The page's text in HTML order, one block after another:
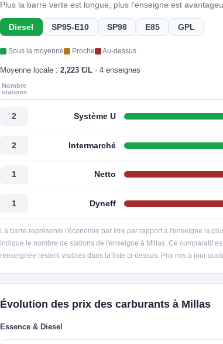
Plus la barre verte est longue, plus l'enseigne est
Diesel SP95-E10 SP98 E85 GPL
Sous la moyenne Proche Au-dessus
Moyenne locale : 2,223 €/L · 4 enseignes
Nombre
stations
2 Système U
2 Intermarché
1 Netto
1 Dyneff
La barre représente l'économie par litre par rapport à l'enseigne la
indique le nombre de stations de l'enseigne à Millas. Ce comparatif
renseignée restent visibles dans la liste ci-dessus. Prix mis à jour
Évolution des prix des carburants à Millas
Essence & Diesel